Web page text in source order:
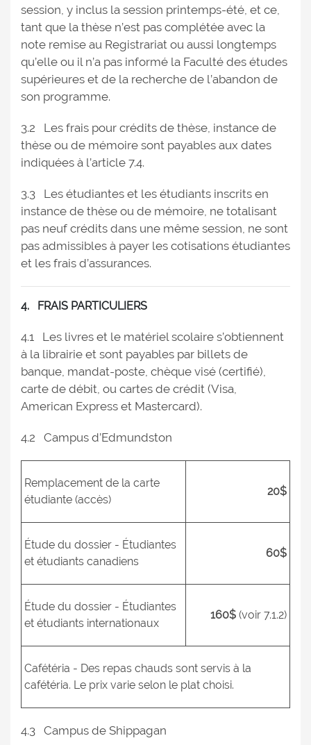
session, y inclus la session printemps-été, et ce,
tant que la thèse n’est pas complétée avec la
note remise au Registrariat ou aussi longtemps
qu’elle ou il n’a pas informé la Faculté des études
supérieures et de la recherche de l’abandon de
son programme.
3.2 Les frais pour crédits de thèse, instance de
thèse ou de mémoire sont payables aux dates
indiquées à l’article 7.4.
3.3 Les étudiantes et les étudiants inscrits en
instance de thèse ou de mémoire, ne totalisant
pas neuf crédits dans une même session, ne sont
pas admissibles à payer les cotisations étudiantes
et les frais d’assurances.
4. FRAIS PARTICULIERS
4.1 Les livres et le matériel scolaire s’obtiennent
à la librairie et sont payables par billets de
banque, mandat-poste, chèque visé (certifié),
carte de débit, ou cartes de crédit (Visa,
American Express et Mastercard).
4.2 Campus d’Edmundston
Remplacement de la carte
étudiante (accès)
20$
Étude du dossier - Étudiantes
et étudiants canadiens
60$
Étude du dossier - Étudiantes
et étudiants internationaux
160$ (voir 7.1.2)
Cafétéria - Des repas chauds sont servis à la
cafétéria. Le prix varie selon le plat choisi.
4.3 Campus de Shippagan